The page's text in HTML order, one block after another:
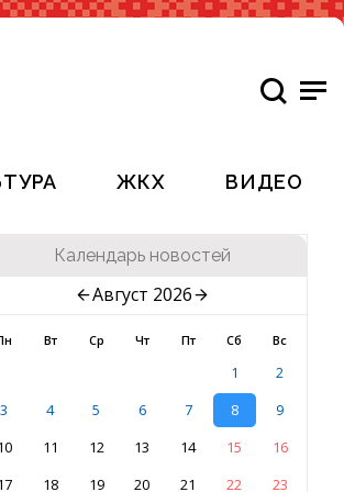
ЖКХ ВИДЕО
Календарь новостей
Август 2026
Вт Ср Чт Пт Сб Вс
1
2
3
4 5 6 7 8
9
11 12 13 14 15
16
18 19 20 21 22 23